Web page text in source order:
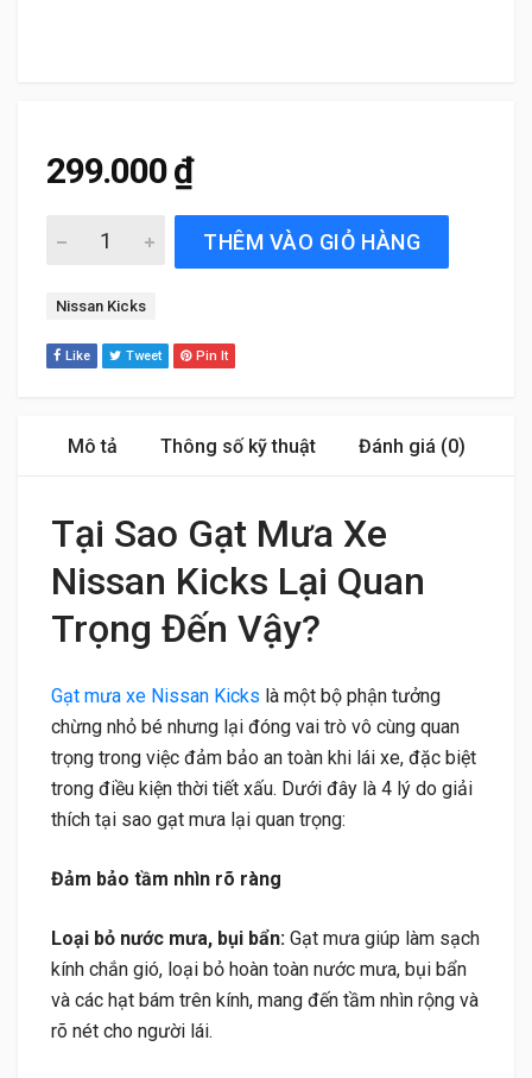
299.000₫
Gạt Mưa Xe Nissan Kicks (2022 đến 2025) Silicone
THÊM VÀO GIỎ HÀNG
Tag:
Nissan Kicks
Like Tweet Pin It
Mô tả Thông số kỹ thuật Đánh giá (0)
Tại Sao Gạt Mưa Xe
Nissan Kicks Lại Quan
Trọng Đến Vậy?
Gạt mưa xe Nissan Kicks là một bộ phận tưởng
chừng nhỏ bé nhưng lại đóng vai trò vô cùng quan
trọng trong việc đảm bảo an toàn khi lái xe, đặc biệt
trong điều kiện thời tiết xấu. Dưới đây là 4 lý do giải
thích tại sao gạt mưa lại quan trọng:
Đảm bảo tầm nhìn rõ ràng
Loại bỏ nước mưa, bụi bẩn: Gạt mưa giúp làm sạch
kính chắn gió, loại bỏ hoàn toàn nước mưa, bụi bẩn
và các hạt bám trên kính, mang đến tầm nhìn rộng và
rõ nét cho người lái.